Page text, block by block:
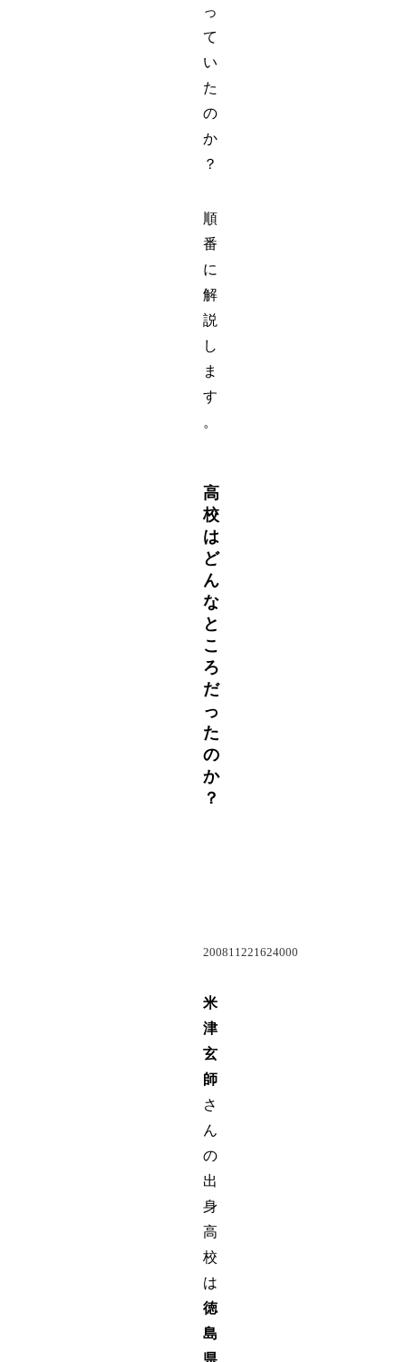
っ
て
い
た
の
か
？
順
番
に
解
説
し
ま
す
。
高
校
は
ど
ん
な
と
こ
ろ
だ
っ
た
の
か
？
200811221624000
米
津
玄
師
さ
ん
の
出
身
高
校
は
徳
島
県